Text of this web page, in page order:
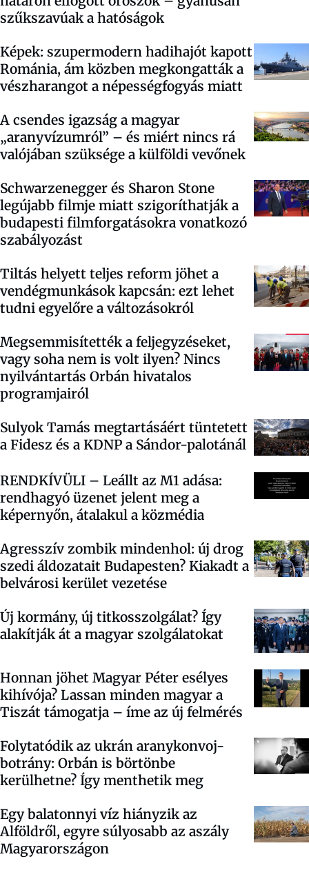
szűkszavúak a hatóságok
Képek: szupermodern hadihajót kapott
Románia, ám közben megkongatták a
vészharangot a népességfogyás miatt
A csendes igazság a magyar
„aranyvízumról” – és miért nincs rá
valójában szüksége a külföldi vevőnek
Schwarzenegger és Sharon Stone
legújabb filmje miatt szigoríthatják a
budapesti filmforgatásokra vonatkozó
szabályozást
Tiltás helyett teljes reform jöhet a
vendégmunkások kapcsán: ezt lehet
tudni egyelőre a változásokról
Megsemmisítették a feljegyzéseket,
vagy soha nem is volt ilyen? Nincs
nyilvántartás Orbán hivatalos
programjairól
Sulyok Tamás megtartásáért tüntetett
a Fidesz és a KDNP a Sándor-palotánál
RENDKÍVÜLI – Leállt az M1 adása:
rendhagyó üzenet jelent meg a
képernyőn, átalakul a közmédia
Agresszív zombik mindenhol: új drog
szedi áldozatait Budapesten? Kiakadt a
belvárosi kerület vezetése
Új kormány, új titkosszolgálat? Így
alakítják át a magyar szolgálatokat
Honnan jöhet Magyar Péter esélyes
kihívója? Lassan minden magyar a
Tiszát támogatja – íme az új felmérés
Folytatódik az ukrán aranykonvoj-
botrány: Orbán is börtönbe
kerülhetne? Így menthetik meg
Egy balatonnyi víz hiányzik az
Alföldről, egyre súlyosabb az aszály
Magyarországon